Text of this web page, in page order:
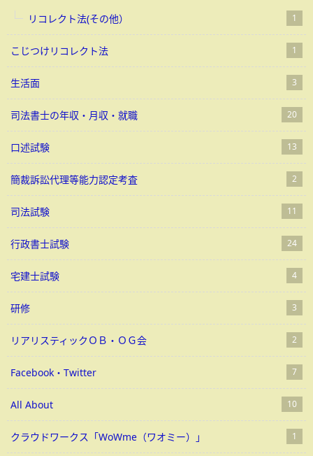
リコレクト法(その他） 1
こじつけリコレクト法 1
生活面 3
司法書士の年収・月収・就職 20
口述試験 13
簡裁訴訟代理等能力認定考査 2
司法試験 11
行政書士試験 24
宅建士試験 4
研修 3
リアリスティックＯＢ・ＯＧ会 2
Facebook・Twitter 7
All About 10
クラウドワークス「WoWme（ワオミー）」 1